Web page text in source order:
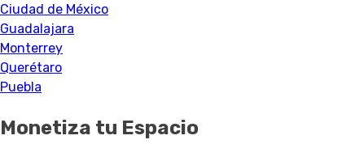
Ciudad de México
Guadalajara
Monterrey
Querétaro
Puebla
Monetiza tu Espacio